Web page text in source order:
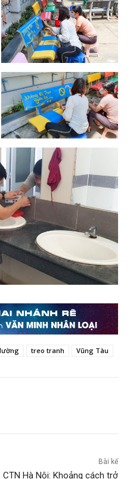
treo tranh Vũng Tàu
Bài kế
CTN Hà Nội: Khoảng cách trở